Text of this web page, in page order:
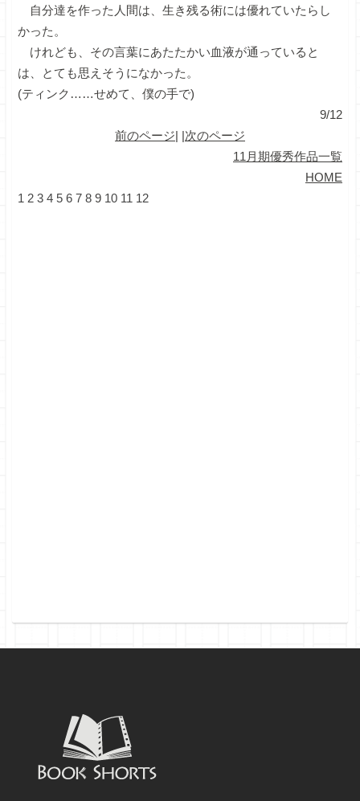
自分達を作った人間は、生き残る術には優れていたらし
かった。
けれども、その言葉にあたたかい血液が通っていると
は、とても思えそうになかった。
(ティンク……せめて、僕の手で)
9/12
前のページ| |次のページ
11月期優秀作品一覧
HOME
1 2 3 4 5 6 7 8 9 10 11 12